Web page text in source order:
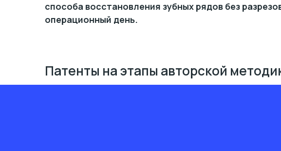
способа восстановления зубных рядов без
операционный день.
Патенты на этапы авторской